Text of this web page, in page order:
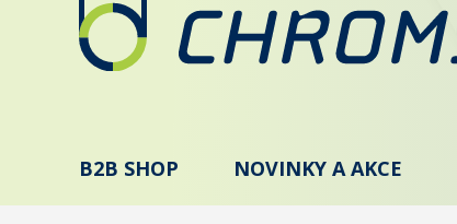
B2B SHOP NOVINKY A AKCE